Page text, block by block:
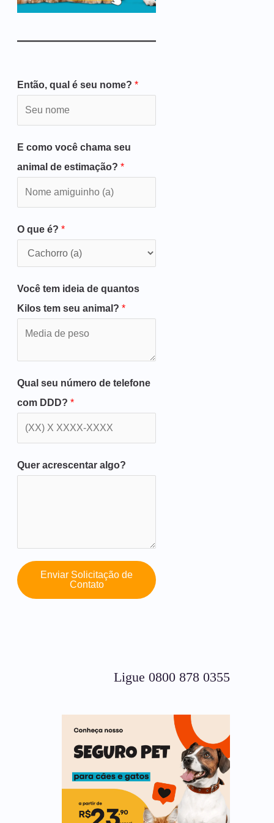
Então, qual é seu nome? *
E como você chama seu
animal de estimação? *
O que é? *
Você tem ideia de quantos
Kilos tem seu animal? *
Qual seu número de telefone
com DDD? *
Quer acrescentar algo?
Enviar Solicitação de
Contato
Ligue 0800 878 0355